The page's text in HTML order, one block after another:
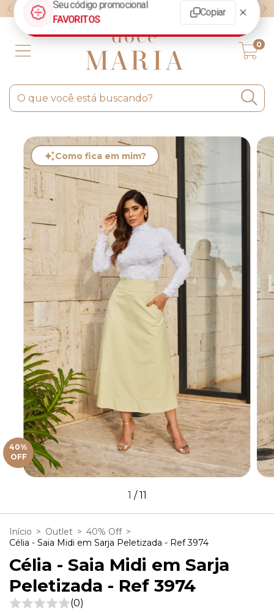
FRETE GRÁTIS ACIMA DE R$600,00
0
40%
OFF
Como fica em mim?
1 /11
Início > Outlet > 40% Off >
Célia - Saia Midi em Sarja Peletizada - Ref 3974
Célia - Saia Midi em Sarja
Peletizada - Ref 3974
(0)